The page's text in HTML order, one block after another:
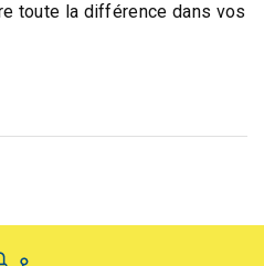
toute la différence dans vos